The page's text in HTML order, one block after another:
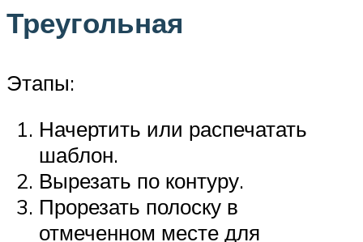
Треугольная
Этапы:
Начертить или распечатать
шаблон.
Вырезать по контуру.
Прорезать полоску в
отмеченном месте для